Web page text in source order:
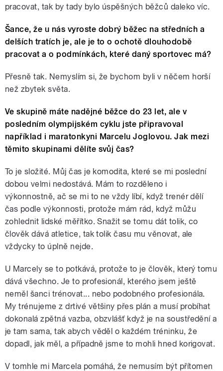
pracovat, tak by tady bylo úspěšných běžců daleko víc.
Šance, že u nás vyroste dobrý běžec na středních a
delších tratích je, ale je to o ochotě dlouhodobě
pracovat a o podmínkách, které daný sportovec má?
Přesně tak. Nemyslím si, že bychom byli v něčem horší
než zbytek světa.
Ve skupině máte nadějné běžce do 23 let, ale v
posledním olympijském cyklu jste připravoval
například i maratonkyni Marcelu Joglovou. Jak mezi
těmito skupinami dělíte svůj čas?
To je složité. Můj čas je komodita, které se mi poslední
dobou velmi nedostává. Mám to rozděleno i
výkonnostně, ač se mi to ne vždy líbí, když trenér dělí
čas podle výkonnosti, protože mám rád, když můžu
zohlednit lidské měřítko. Snažit se tomu dát tolik, co
člověk dává atletice, tak tolik času mu věnovat, ale
vždycky to úplně nejde.
U Marcely se to potkává, protože to je člověk, který tomu
dává všechno. Je to profesionál, kterého jsem ještě
neměl šanci trénovat... nebo podobného profesionála.
My trénujeme z drtivé většiny přes plán a musí probíhat
dokonalá zpětná vazba, obzvlášť když je na soustředění a
je tam sama, tak abych věděl o každém tréninku, že
dopadl, jak měl, a případně jsme to mohli hned korigovat.
V tomhle mi Marcela pomáhá, že nemusím být přítomen